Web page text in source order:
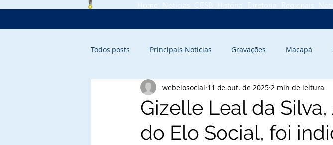
Home Notícias CESB História Diretoria Regionais
Todos posts Principais Notícias Gravações Macapá
Gizelle Leal da
do Elo Social, foi
webelosocial 11 de out. de 2025 2 min de leitura